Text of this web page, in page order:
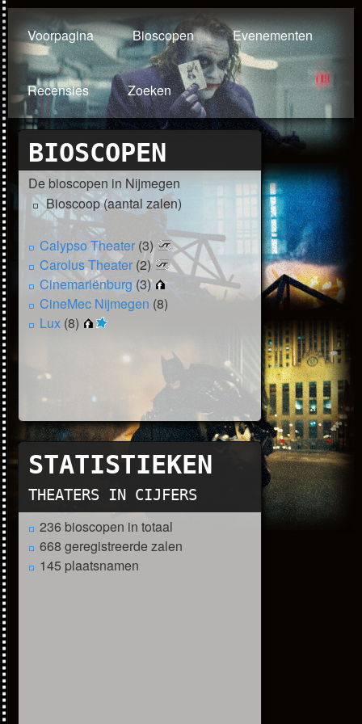
Voorpagina Bioscopen Evenementen
Recensies Zoeken
BIOSCOPEN
De bioscopen in Nijmegen
Bioscoop (aantal zalen)
Calypso Theater (3)
Carolus Theater (2)
Cinemariënburg (3)
CineMec Nijmegen (8)
Lux (8)
STATISTIEKEN
THEATERS IN CIJFERS
236 bioscopen in totaal
668 geregistreerde zalen
145 plaatsnamen